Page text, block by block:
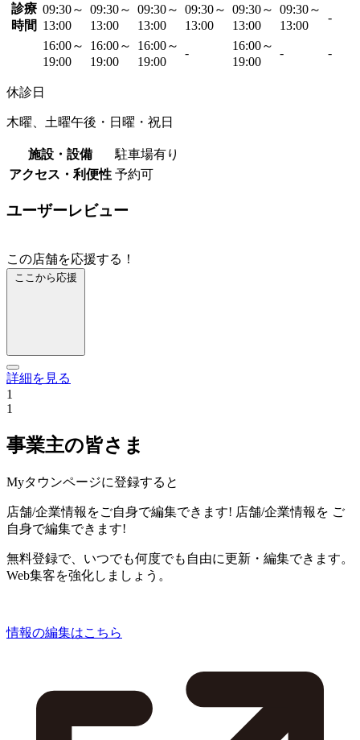
診療
時間
09:30～
13:00
09:30～
13:00
09:30～
13:00
09:30～
13:00
09:30～
13:00
09:30～
13:00
-
16:00～
19:00
16:00～
19:00
16:00～
19:00
-
16:00～
19:00
- -
休診日
木曜、土曜午後・日曜・祝日
施設・設備
駐車場有り
アクセス・利便性 予約可
ユーザーレビュー
この店舗を応援する！
ここから応援
詳細を見る
1
1
事業主の皆さま
Myタウンページに登録すると
店舗/企業情報をご自身で編集できます! 店舗/企業情報を ご
自身で編集できます!
無料登録で、いつでも何度でも自由に更新・編集できます。
Web集客を強化しましょう。
情報の編集はこちら